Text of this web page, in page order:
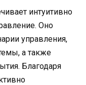
интуитивно
Оно
управления,
а также
Благодаря